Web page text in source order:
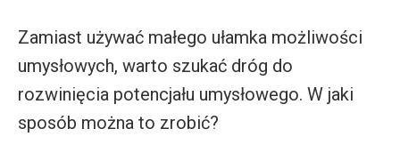
Zamiast używać małego ułamka możliwości
umysłowych, warto szukać dróg do
rozwinięcia potencjału umysłowego. W jaki
sposób można to zrobić?